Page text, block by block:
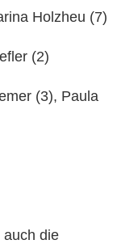
Holzheu (7)
(2)
(3), Paula
auch die